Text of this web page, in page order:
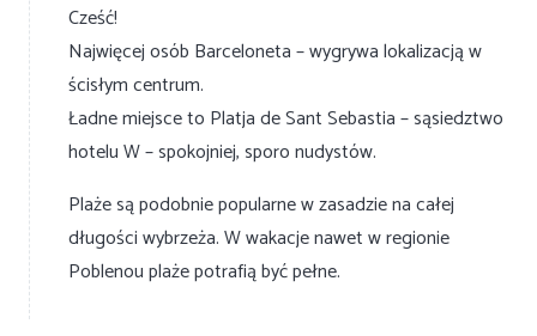
Cześć!
Najwięcej osób Barceloneta – wygrywa lokalizacją w
ścisłym centrum.
Ładne miejsce to Platja de Sant Sebastia – sąsiedztwo
hotelu W – spokojniej, sporo nudystów.
Plaże są podobnie popularne w zasadzie na całej
długości wybrzeża. W wakacje nawet w regionie
Poblenou plaże potrafią być pełne.